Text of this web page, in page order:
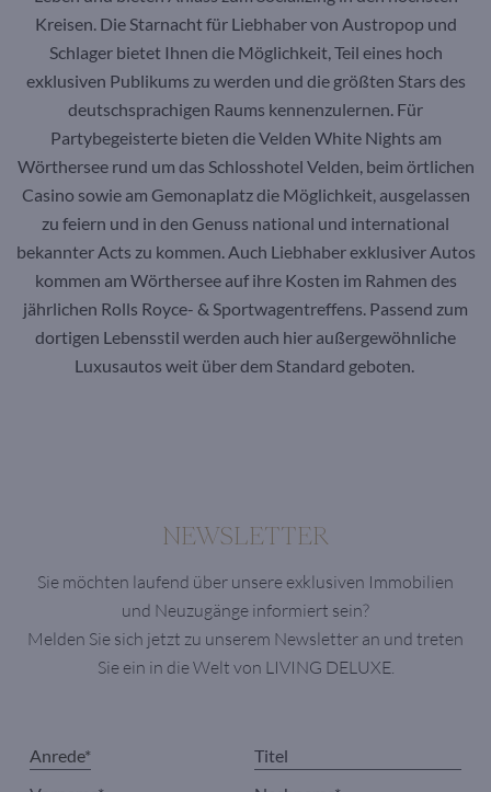
Kreisen. Die Starnacht für Liebhaber von Austropop und
Schlager bietet Ihnen die Möglichkeit, Teil eines hoch
exklusiven Publikums zu werden und die größten Stars des
deutschsprachigen Raums kennenzulernen. Für
Partybegeisterte bieten die Velden White Nights am
Wörthersee rund um das Schlosshotel Velden, beim örtlichen
Casino sowie am Gemonaplatz die Möglichkeit, ausgelassen
zu feiern und in den Genuss national und international
bekannter Acts zu kommen. Auch Liebhaber exklusiver Autos
kommen am Wörthersee auf ihre Kosten im Rahmen des
jährlichen Rolls Royce- & Sportwagentreffens. Passend zum
dortigen Lebensstil werden auch hier außergewöhnliche
Luxusautos weit über dem Standard geboten.
NEWSLETTER
Sie möchten laufend über unsere exklusiven Immobilien
und Neuzugänge informiert sein?
Melden Sie sich jetzt zu unserem Newsletter an und treten
Sie ein in die Welt von LIVING DELUXE.